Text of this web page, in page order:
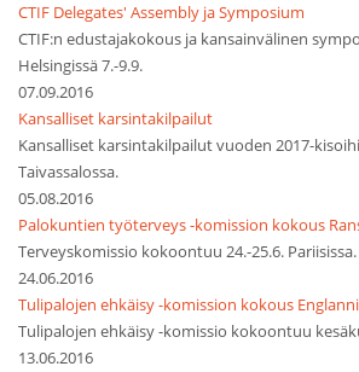
CTIF Delegates' Assembly ja Symposium
CTIF:n edustajakokous ja kansainvälinen
Helsingissä 7.-9.9.
07.09.2016
Kansalliset karsintakilpailut
Kansalliset karsintakilpailut vuoden 2017-
Taivassalossa.
05.08.2016
Palokuntien työterveys -komission kokous
Terveyskomissio kokoontuu 24.-25.6. Pariisissa.
24.06.2016
Tulipalojen ehkäisy -komission kokous
Tulipalojen ehkäisy -komissio kokoontuu
13.06.2016